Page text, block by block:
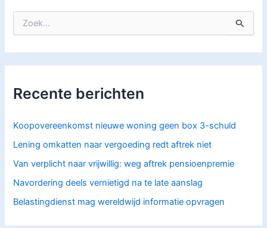
o
a
Recente berichten
Koopovereenkomst nieuwe woning geen box 3-schuld
Lening omkatten naar vergoeding redt aftrek niet
Van verplicht naar vrijwillig: weg aftrek pensioenpremie
Navordering deels vernietigd na te late aanslag
Belastingdienst mag wereldwijd informatie opvragen